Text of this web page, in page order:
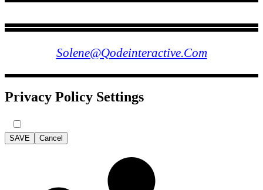
Solene@qodeinteractive.com
Privacy Policy Settings
SAVE Cancel